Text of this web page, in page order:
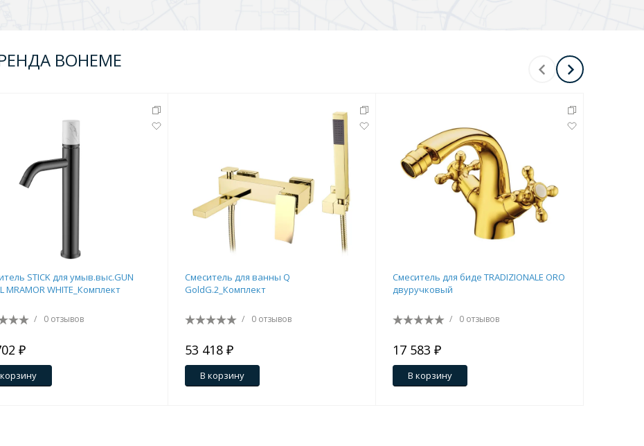
BOHEME
STICK для умыв.выс.GUN
MRAMOR WHITE_Комплект
/ 0 отзывов
₽
Смеситель для ванны Q
GoldG.2_Комплект
/ 0 отзывов
53 418 ₽
В корзину
Смеситель для биде TRADIZIONALE ORO
двуручковый
/ 0 отзывов
17 583 ₽
В корзину